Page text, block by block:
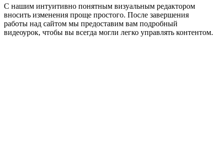
С нашим интуитивно понятным визуальным редактором
вносить изменения проще простого. После завершения
работы над сайтом мы предоставим вам подробный
видеоурок, чтобы вы всегда могли легко управлять контентом.